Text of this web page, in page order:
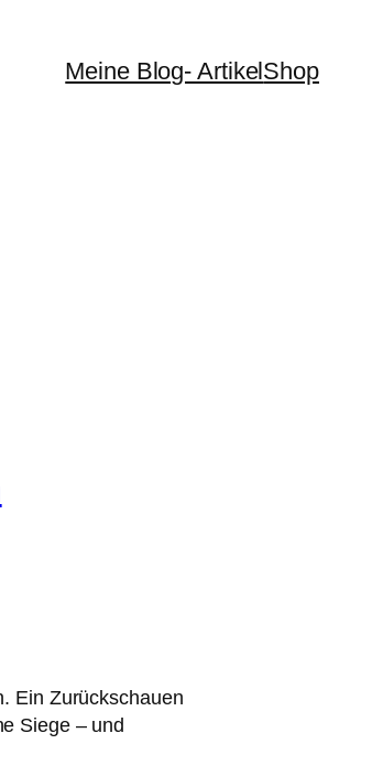
Meine Blog- ArtikelShop
Ein Zurückschauen
Siege – und